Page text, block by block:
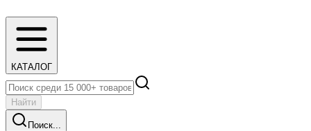
КАТАЛОГ
Найти
Поиск...